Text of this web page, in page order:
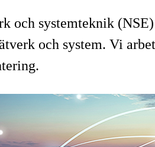
och systemteknik
och system. Vi